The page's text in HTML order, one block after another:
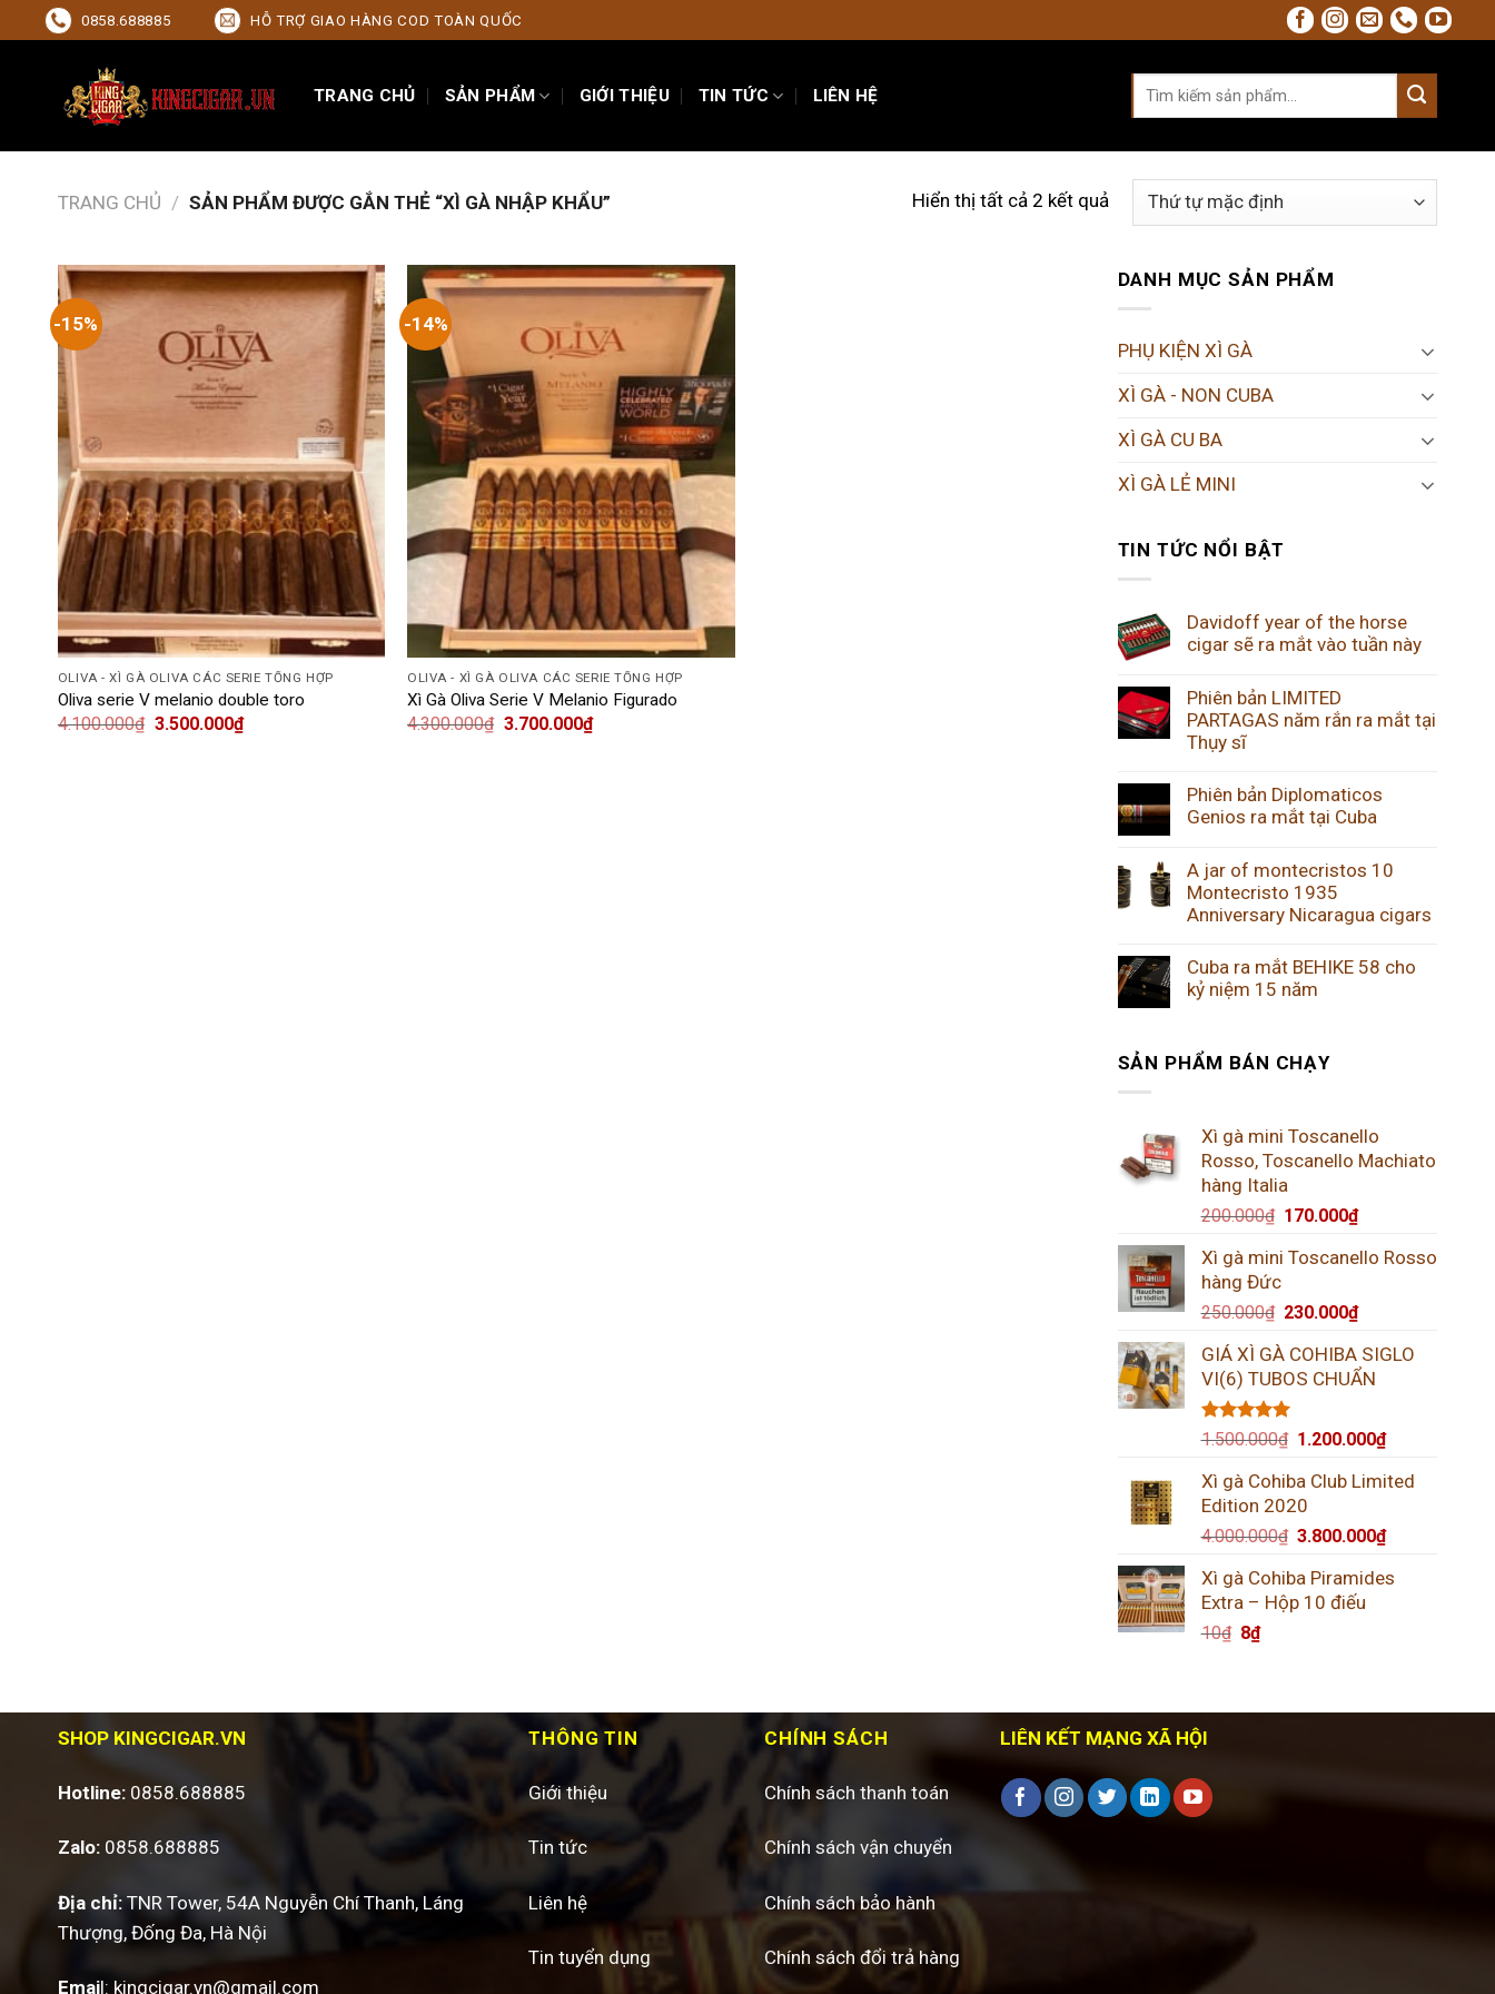
to
0858.688885 HỖ TRỢ GIAO HÀNG COD TOÀN QUỐC
TRANG CHỦ SẢN PHẨM GIỚI THIỆU TIN TỨC LIÊN HỆ
kiếm:
TRANG CHỦ / SẢN PHẨM ĐƯỢC GẮN THẺ “XÌ GÀ NHẬP KHẨU” Hiển thị tất cả 2 kết quả
-15%
OLIVA - XÌ GÀ OLIVA CÁC SERIE TỔNG HỢP
Oliva serie V melanio double toro
4.100.000₫ 3.500.000₫
-14%
OLIVA - XÌ GÀ OLIVA CÁC SERIE TỔNG HỢP
Xì Gà Oliva Serie V Melanio Figurado
4.300.000₫ 3.700.000₫
DANH MỤC SẢN PHẨM
PHỤ KIỆN XÌ GÀ
XÌ GÀ - NON CUBA
XÌ GÀ CU BA
XÌ GÀ LẺ MINI
TIN TỨC NỔI BẬT
Davidoff year of the horse
cigar sẽ ra mắt vào tuần này
Phiên bản LIMITED
PARTAGAS năm rắn ra mắt tại
Thụy sĩ
Phiên bản Diplomaticos
Genios ra mắt tại Cuba
A jar of montecristos 10
Montecristo 1935
Anniversary Nicaragua cigars
Cuba ra mắt BEHIKE 58 cho
kỷ niệm 15 năm
SẢN PHẨM BÁN CHẠY
Xì gà mini Toscanello
Rosso, Toscanello Machiato
hàng Italia
200.000₫ 170.000₫
Xì gà mini Toscanello Rosso
hàng Đức
250.000₫ 230.000₫
GIÁ XÌ GÀ COHIBA SIGLO
VI(6) TUBOS CHUẨN
Được xếp
5 sao
1.500.000₫ 1.200.000₫
Xì gà Cohiba Club Limited
Edition 2020
4.000.000₫ 3.800.000₫
Xì gà Cohiba Piramides
Extra – Hộp 10 điếu
10₫ 8₫
SHOP KINGCIGAR.VN
Hotline: 0858.688885
Zalo: 0858.688885
Địa chỉ:TNR Tower, 54A Nguyễn Chí Thanh, Láng
Thượng, Đống Đa, Hà Nội
Email: kingcigar.vn@gmail.com
THÔNG TIN
Giới thiệu
Tin tức
Liên hệ
Tin tuyển dụng
CHÍNH SÁCH
Chính sách thanh toán
Chính sách vận chuyển
Chính sách bảo hành
Chính sách đổi trả hàng
LIÊN KẾT MẠNG XÃ HỘI